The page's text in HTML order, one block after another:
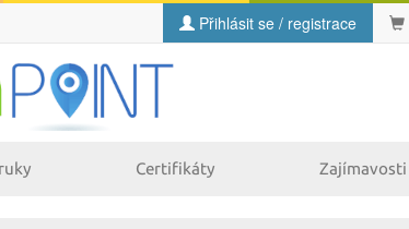
Přihlásit se / registrace
Certifikáty Zajímavosti